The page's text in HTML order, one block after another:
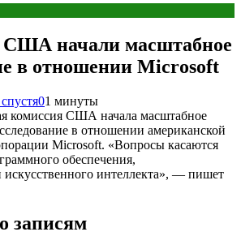
США начали масштабное
в отношении Microsoft
01 минуты
комиссия США начала масштабное
в отношении американской
Microsoft. «Вопросы касаются
обеспечения,
искусственного интеллекта», — пишет
записям